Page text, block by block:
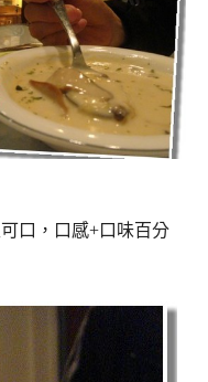
口，口感+口味百分